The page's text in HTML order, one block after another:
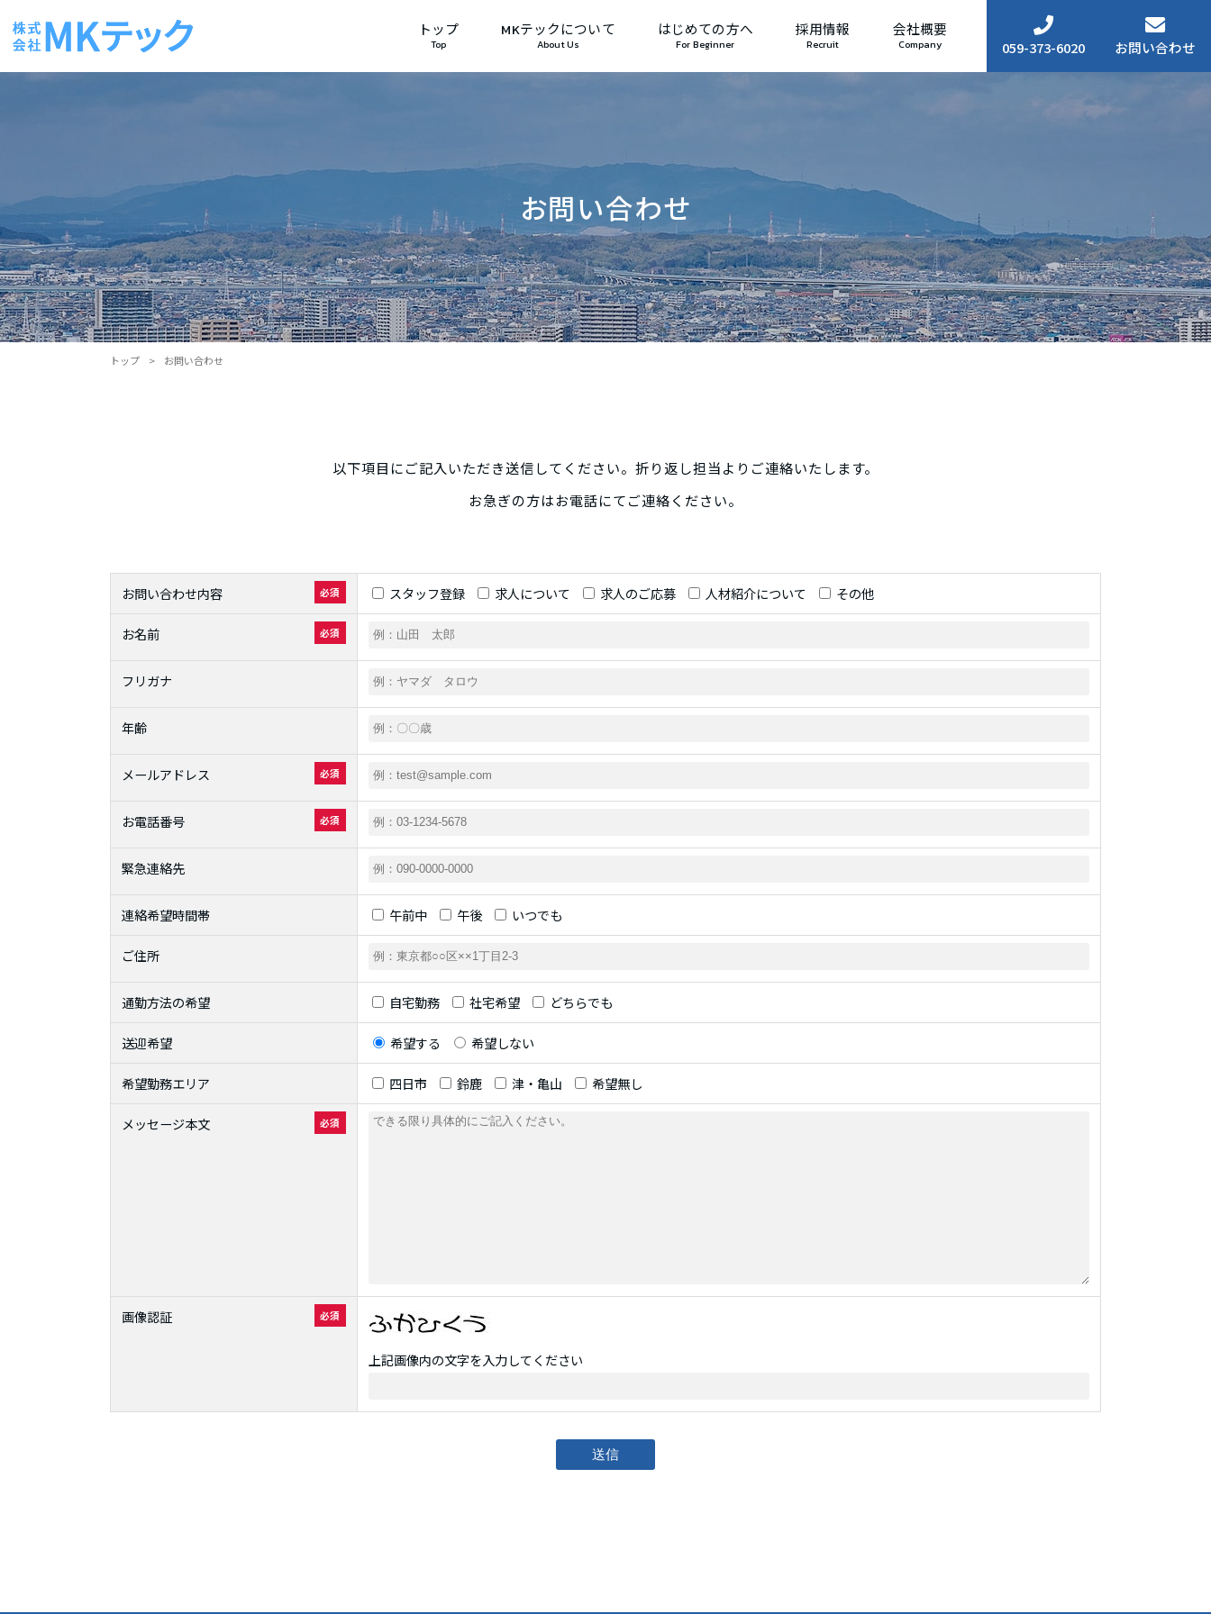
トップ
Top
MKテックについて
About Us
はじめての方へ
For Beginner
採用情報
Recruit
会社概要
Company 059-373-6020 お問い合わせ
お問い合わせ
トップ > お問い合わせ
以下項目にご記入いただき送信してください。折り返し担当よりご連絡いたします。
お急ぎの方はお電話にてご連絡ください。
お問い合わせ内容 必須 スタッフ登録 求人について 求人のご応募 人材紹介について その他
お名前 必須
フリガナ
年齢
メールアドレス 必須
お電話番号 必須
緊急連絡先
連絡希望時間帯 午前中 午後 いつでも
ご住所
通勤方法の希望 自宅勤務 社宅希望 どちらでも
送迎希望 希望する 希望しない
希望勤務エリア 四日市 鈴鹿 津・亀山 希望無し
メッセージ本文 必須
画像認証 必須
上記画像内の文字を入力してください